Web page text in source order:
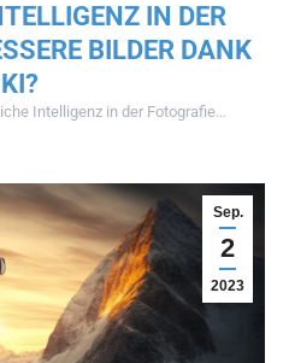
IN DER
BILDER DANK
KI?
Intelligenz in der Fotografie…
Sep.
2
2023